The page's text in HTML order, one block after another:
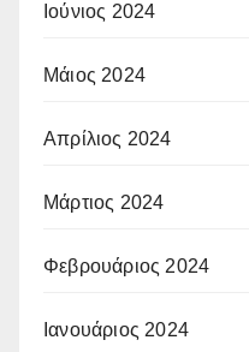
Ιούνιος 2024
Μάιος 2024
Απρίλιος 2024
Μάρτιος 2024
Φεβρουάριος 2024
Ιανουάριος 2024